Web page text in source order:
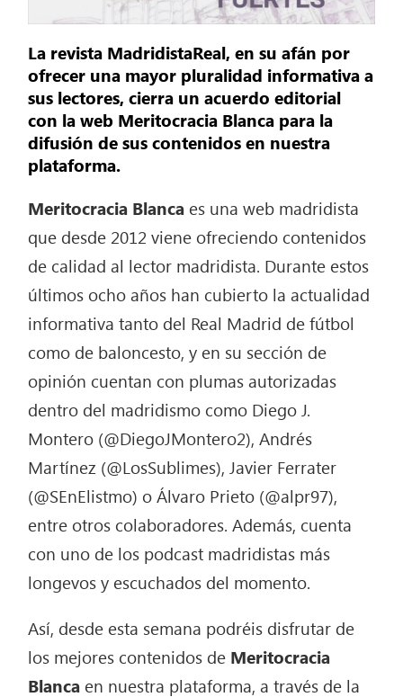
La revista MadridistaReal, en su afán por
ofrecer una mayor pluralidad informativa a
sus lectores, cierra un acuerdo editorial
con la web Meritocracia Blanca para la
difusión de sus contenidos en nuestra
plataforma.
Meritocracia Blanca es una web madridista
que desde 2012 viene ofreciendo contenidos
de calidad al lector madridista. Durante estos
últimos ocho años han cubierto la actualidad
informativa tanto del Real Madrid de fútbol
como de baloncesto, y en su sección de
opinión cuentan con plumas autorizadas
dentro del madridismo como Diego J.
Montero (@DiegoJMontero2), Andrés
Martínez (@LosSublimes), Javier Ferrater
(@SEnElistmo) o Álvaro Prieto (@alpr97),
entre otros colaboradores. Además, cuenta
con uno de los podcast madridistas más
longevos y escuchados del momento.
Así, desde esta semana podréis disfrutar de
los mejores contenidos de Meritocracia
Blanca en nuestra plataforma, a través de la